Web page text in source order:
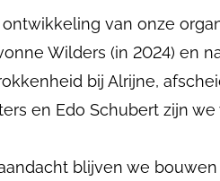
van onze
Wilders (in 2024) en
bij Alrijne,
en Edo Schubert zijn
blijven we